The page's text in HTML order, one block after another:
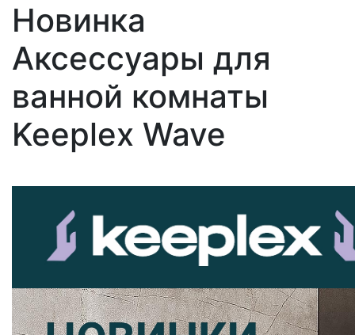
Новинка
Аксессуары для
ванной комнаты
Keeplex Wave